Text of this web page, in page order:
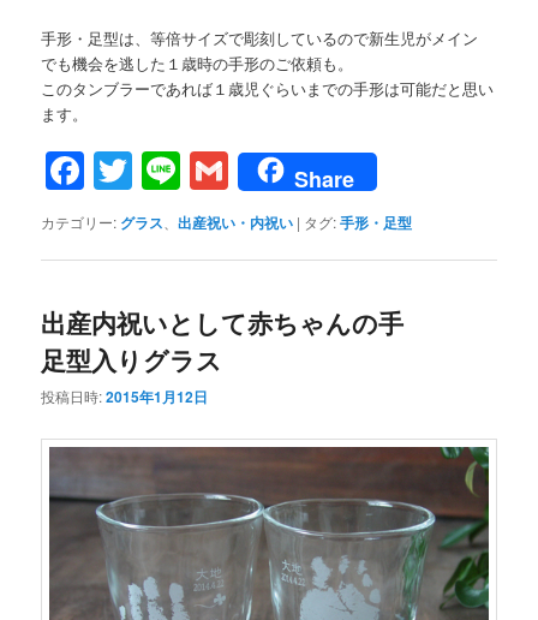
手形・足型は、等倍サイズで彫刻しているので新生児がメイン
でも機会を逃した１歳時の手形のご依頼も。
このタンブラーであれば１歳児ぐらいまでの手形は可能だと思い
ます。
Facebook
Twitter
LineGmail
Share
カテゴリー: グラス、出産祝い・内祝い | タグ:手形・足型
出産内祝いとして赤ちゃんの手
足型入りグラス
投稿日時:2015年1月12日